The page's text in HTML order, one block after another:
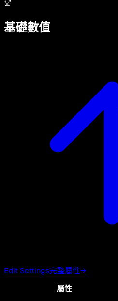
基礎數值
Edit Settings完整屬性→
屬性